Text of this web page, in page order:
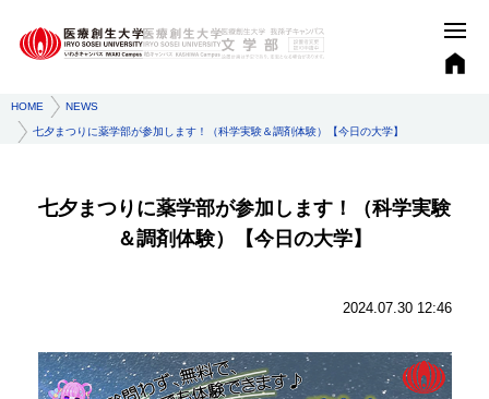
HOME NEWS
七夕まつりに薬学部が参加します！（科学実験＆調剤体験）【今日の大学】
七夕まつりに薬学部が参加します！（科学実験
＆調剤体験）【今日の大学】
2024.07.30 12:46